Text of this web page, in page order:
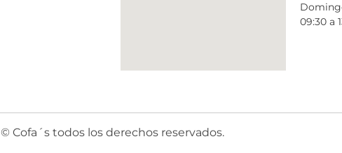
09:30 a
© Cofa´s todos los derechos reservados.